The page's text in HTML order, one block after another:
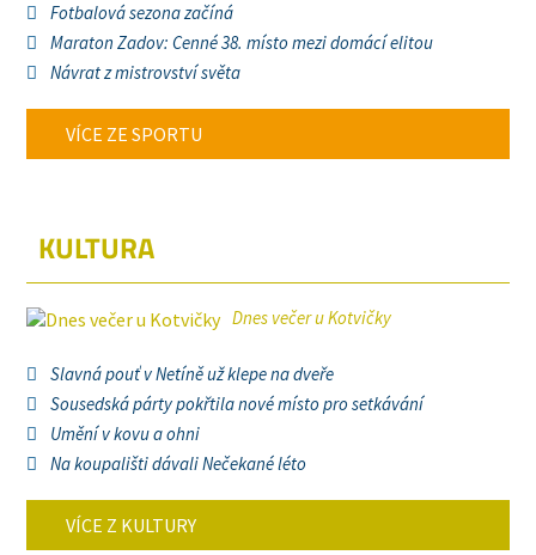
Fotbalová sezona začíná
Maraton Zadov: Cenné 38. místo mezi domácí elitou
Návrat z mistrovství světa
VÍCE ZE SPORTU
KULTURA
Dnes večer u Kotvičky
Slavná pouť v Netíně už klepe na dveře
Sousedská párty pokřtila nové místo pro setkávání
Umění v kovu a ohni
Na koupališti dávali Nečekané léto
VÍCE Z KULTURY